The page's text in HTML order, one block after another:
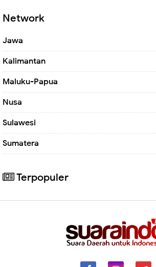
Network
Jawa
Kalimantan
Maluku-Papua
Nusa
Sulawesi
Sumatera
Terpopuler